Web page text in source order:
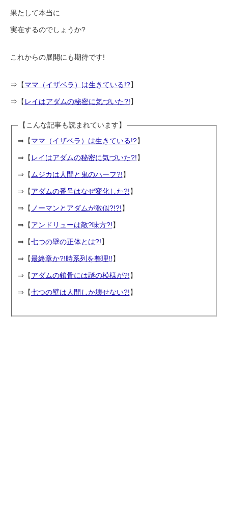
果たして本当に
実在するのでしょうか?
これからの展開にも期待です!
⇒【ママ（イザベラ）は生きている!?】
⇒【 レイはアダムの秘密に気づいた?!】
【こんな記事も読まれています】
⇒【ママ（イザベラ）は生きている!?】
⇒【 レイはアダムの秘密に気づいた?!】
⇒【 ムジカは人間と鬼のハーフ?!】
⇒【アダムの番号はなぜ変化した?!】
⇒【 ノーマンとアダムが激似?!?!】
⇒【アンドリューは敵?味方?!】
⇒【七つの壁の正体とは?!】
⇒【最終章か?!時系列を整理!!】
⇒【アダムの鎖骨には謎の模様が?!】
⇒【七つの壁は人間しか壊せない?!】